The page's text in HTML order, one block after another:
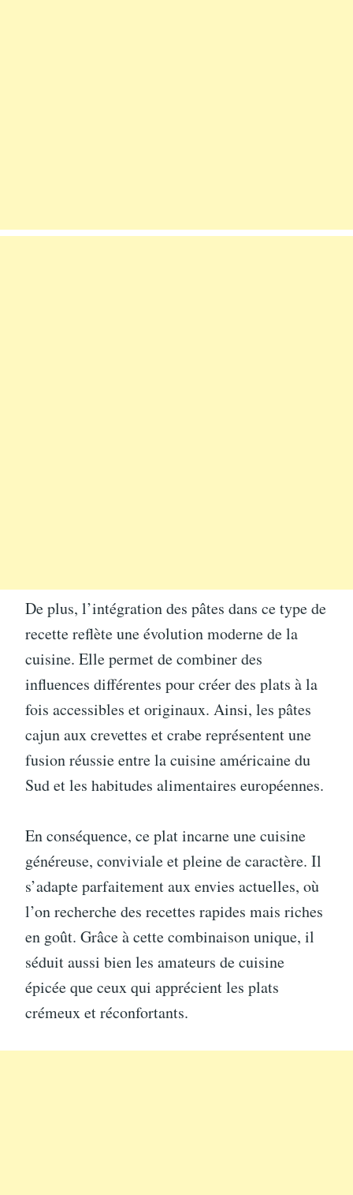
De plus, l’intégration des pâtes dans ce type de
recette reflète une évolution moderne de la
cuisine. Elle permet de combiner des
influences différentes pour créer des plats à la
fois accessibles et originaux. Ainsi, les pâtes
cajun aux crevettes et crabe représentent une
fusion réussie entre la cuisine américaine du
Sud et les habitudes alimentaires européennes.
En conséquence, ce plat incarne une cuisine
généreuse, conviviale et pleine de caractère. Il
s’adapte parfaitement aux envies actuelles, où
l’on recherche des recettes rapides mais riches
en goût. Grâce à cette combinaison unique, il
séduit aussi bien les amateurs de cuisine
épicée que ceux qui apprécient les plats
crémeux et réconfortants.